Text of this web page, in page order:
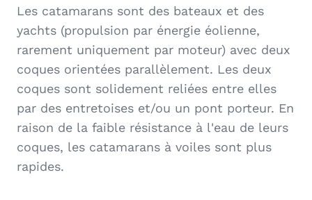
Les catamarans sont des bateaux et des
yachts (propulsion par énergie éolienne,
rarement uniquement par moteur) avec deux
coques orientées parallèlement. Les deux
coques sont solidement reliées entre elles
par des entretoises et/ou un pont porteur. En
raison de la faible résistance à l'eau de leurs
coques, les catamarans à voiles sont plus
rapides.